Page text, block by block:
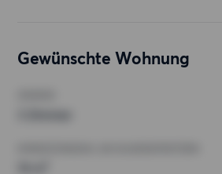
Gewünschte Wohnung